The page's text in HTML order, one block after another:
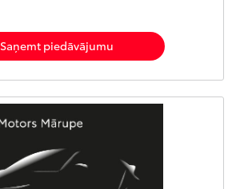
Saņemt piedāvājumu